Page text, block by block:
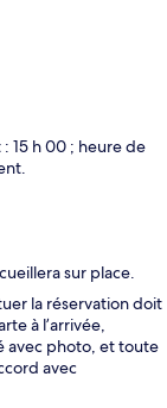
15 h 00 ; heure de
sur place.
la réservation doit
à l’arrivée,
avec photo, et toute
avec